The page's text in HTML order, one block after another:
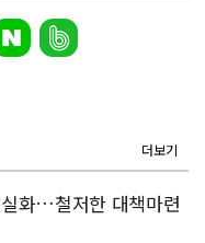
더보기
화…철저한 대책마련